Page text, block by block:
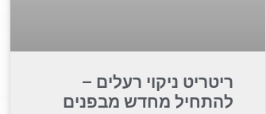
ריטריט ניקוי רעלים –
להתחיל מחדש מבפנים